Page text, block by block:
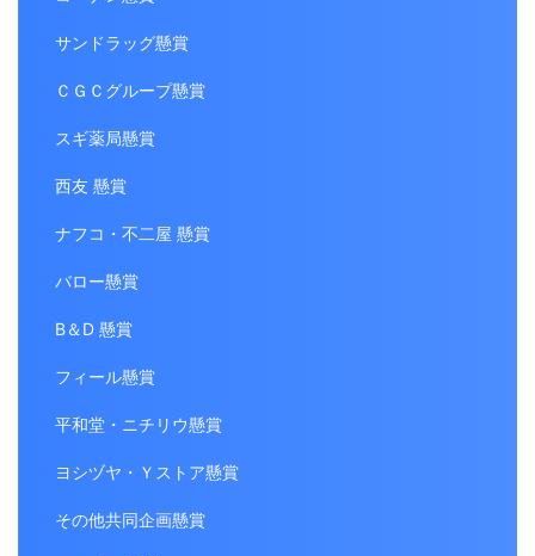
サンドラッグ懸賞
ＣＧＣグループ懸賞
スギ薬局懸賞
西友 懸賞
ナフコ・不二屋 懸賞
バロー懸賞
B＆D 懸賞
フィール懸賞
平和堂・ニチリウ懸賞
ヨシヅヤ・Ｙストア懸賞
その他共同企画懸賞